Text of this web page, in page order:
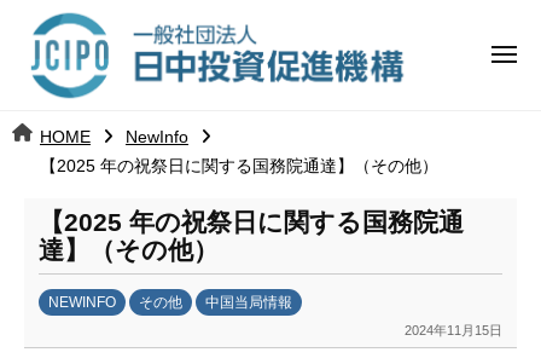
ツ 日
中
投
資
促
j
メ
HOME
NewInfo
【2025 年の祝祭日に関する国務院通達】（その他）
【2025 年の祝祭日に関する国務院通
達】（その他）
NEWINFO その他 中国当局情報
2024年11月15日
日
中
資
進
機
構